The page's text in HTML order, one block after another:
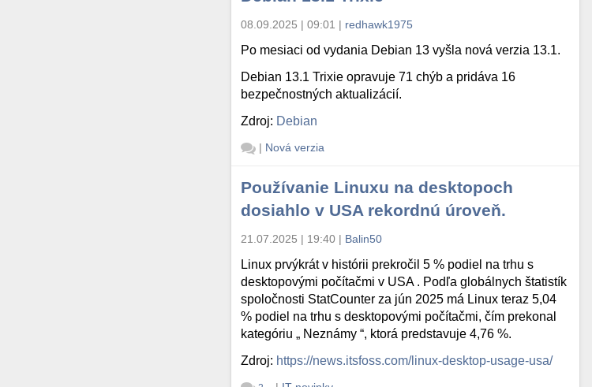
08.09.2025 | 09:01 | redhawk1975
Po mesiaci od vydania Debian 13 vyšla nová verzia 13.1.
Debian 13.1 Trixie opravuje 71 chýb a pridáva 16
bezpečnostných aktualizácií.
Zdroj: Debian
| Nová verzia
Používanie Linuxu na desktopoch
dosiahlo v USA rekordnú úroveň.
21.07.2025 | 19:40 | Balin50
Linux prvýkrát v histórii prekročil 5 % podiel na trhu s
desktopovými počítačmi v USA . Podľa globálnych štatistík
spoločnosti StatCounter za jún 2025 má Linux teraz 5,04
% podiel na trhu s desktopovými počítačmi, čím prekonal
kategóriu „ Neznámy “, ktorá predstavuje 4,76 %.
Zdroj: https://news.itsfoss.com/linux-desktop-usage-usa/